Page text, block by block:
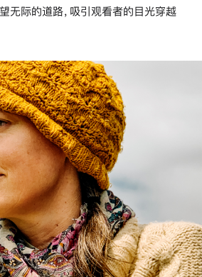
无际的道路，吸引观看者的目光穿越